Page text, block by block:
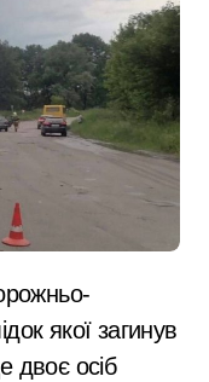
якої загинув
двоє осіб